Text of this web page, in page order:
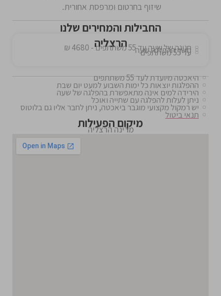
שיזוף בחרטום ומרפסת אחורית.
החבילות והמחירים שלנו
הרצליה
חגיגה של שעה עד 55 משתתפים - 4680 ₪
משך ההפלגה שעה
עד 55 משתתפים
היאכטה מיועדת לעד 55 משתתפים
ההפלגות יוצאות כל ימות השבוע למעט יום שבת
הירידה למים אינה מתאפשרת בהפלגה של שעה
ניתן לעלות להפלגה עם שתייה ואוכל
יש רמקול מקצועי מוגבר ביאכטה, ניתן לחבר אליו גם בלוטוס
תנאי ביטול
מיקום הפעילות
מרינה הרצליה